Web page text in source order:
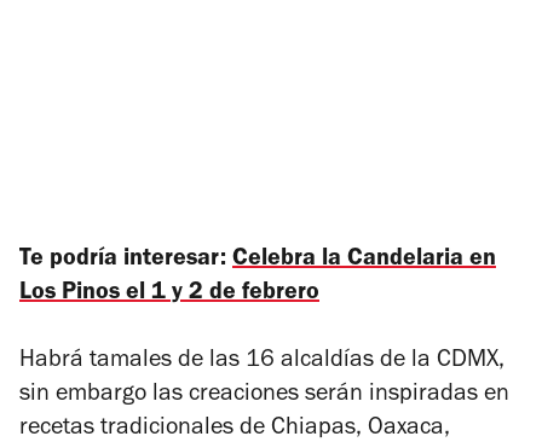
Te podría interesar: Celebra la Candelaria en
Los Pinos el 1 y 2 de febrero
Habrá tamales de las 16 alcaldías de la CDMX,
sin embargo las creaciones serán inspiradas en
recetas tradicionales de Chiapas, Oaxaca,